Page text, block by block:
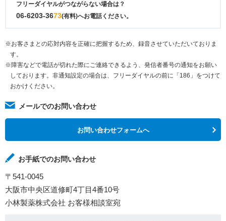
フリーダイヤルがつながらない場合は？
06-6203-3673(有料)へお電話ください。
※お客さまとの応対内容を正確に把握するため、録音させていただいておりま
す。
※障害などで電話が切れた際にご連絡できるよう、発信者番号の通知をお願い
しております。非通知設定の場合は、フリーダイヤルの前に「186」をつけて
おかけください。
メールでのお問い合わせ
お問い合わせフォームへ
お手紙でのお問い合わせ
〒541-0045
大阪市中央区道修町4丁目4番10号
小林製薬株式会社 お客様相談室宛